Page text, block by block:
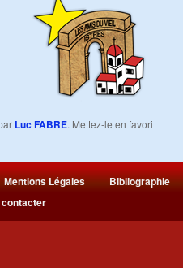
Luc FABRE. Mettez-le en favori
Mentions Légales|Bibliographie